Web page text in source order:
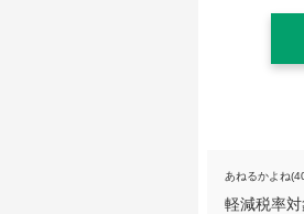
あねるかよね
軽減税率